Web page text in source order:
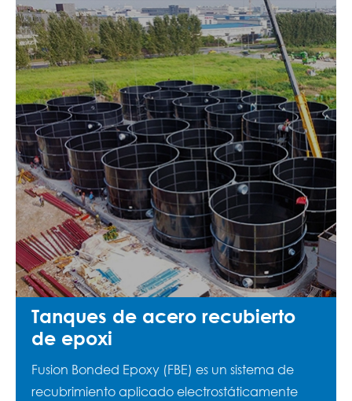
Tanques de acero recubierto
de epoxi
Fusion Bonded Epoxy (FBE) es un sistema de
recubrimiento aplicado electrostáticamente